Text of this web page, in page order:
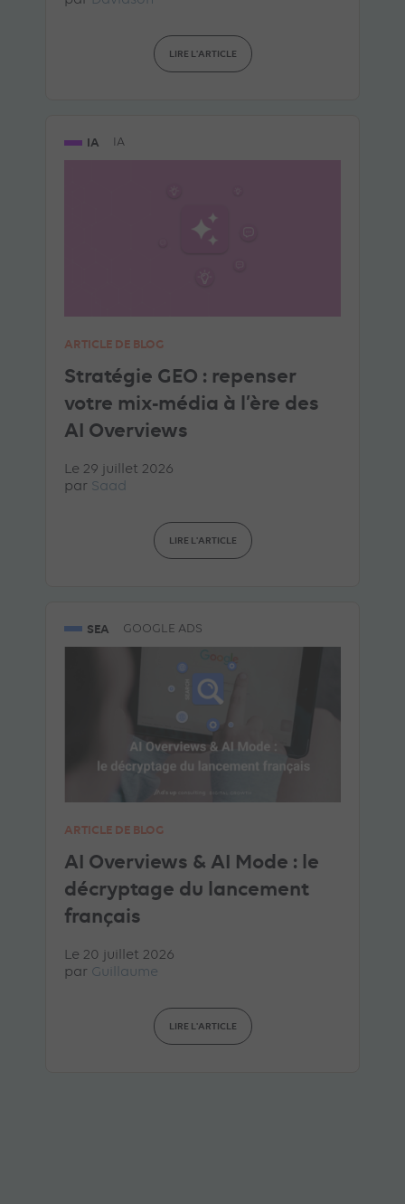
LIRE L'ARTICLE
IA IA
ARTICLE DE BLOG
Stratégie GEO : repenser
votre mix-média à l’ère des
AI Overviews
Le 29 juillet 2026
par Saad
LIRE L'ARTICLE
SEA GOOGLE ADS
ARTICLE DE BLOG
AI Overviews & AI Mode : le
décryptage du lancement
français
Le 20 juillet 2026
par Guillaume
LIRE L'ARTICLE